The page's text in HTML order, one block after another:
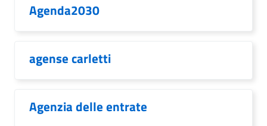
Agenda2030
agense carletti
Agenzia delle entrate